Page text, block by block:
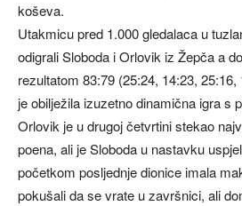
koševa.
Utakmicu pred 1.000 gledalaca u
odigrali Sloboda i Orlovik iz Žepča a
rezultatom 83:79 (25:24, 14:23,
je obilježila izuzetno dinamična igra s
Orlovik je u drugoj četvrtini stekao
poena, ali je Sloboda u nastavku
početkom posljednje dionice imala
pokušali da se vrate u završnici, ali